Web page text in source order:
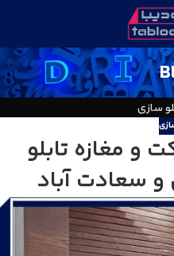
سازی
و مغازه تابلو
و سعادت آباد